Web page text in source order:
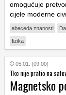
omogućuje
cijele moderne
abeceda znanosti
fizika
05.01. (09:00)
Tko nije pratio na
Magnetsko